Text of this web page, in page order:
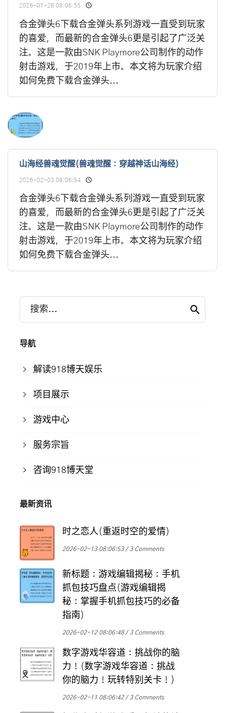
2026-01-28 08:06:55
合金弹头6下载合金弹头系列游戏一直受到玩家
的喜爱，而最新的合金弹头6更是引起了广泛关
注。这是一款由SNK Playmore公司制作的动作
射击游戏，于2019年上市。本文将为玩家介绍
如何免费下载合金弹头...
山海经兽魂觉醒(兽魂觉醒：穿越神话山海经)
2026-02-03 08:06:54
合金弹头6下载合金弹头系列游戏一直受到玩家
的喜爱，而最新的合金弹头6更是引起了广泛关
注。这是一款由SNK Playmore公司制作的动作
射击游戏，于2019年上市。本文将为玩家介绍
如何免费下载合金弹头...
搜索...
导航
解读918博天娱乐
项目展示
游戏中心
服务宗旨
咨询918博天堂
最新资讯
时之恋人(重返时空的爱情)
2026-02-13 08:06:53 3 Comments
新标题：游戏编辑揭秘：手机
抓包技巧盘点(游戏编辑揭
秘：掌握手机抓包技巧的必备
指南)
2026-02-12 08:06:48 3 Comments
数字游戏华容道：挑战你的脑
力！(数字游戏华容道：挑战
你的脑力！玩转特别关卡！)
2026-02-11 08:06:42 3 Comments